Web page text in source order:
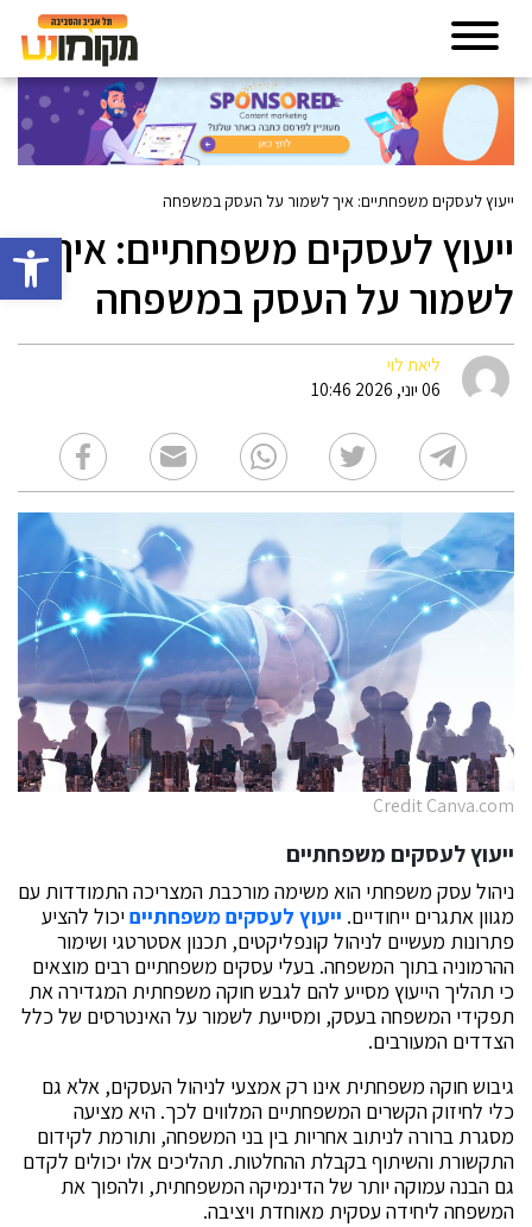
פתח
ייעוץ לעסקים משפחתיים: איך לשמור על העסק במשפחה
ייעוץ לעסקים משפחתיים: איך
לשמור על העסק במשפחה
ליאת לוי
06 יוני, 2026 10:46
Credit Canva.com
ייעוץ לעסקים משפחתיים
ניהול עסק משפחתי הוא משימה מורכבת המצריכה התמודדות עם
מגוון אתגרים ייחודיים. ייעוץ לעסקים משפחתייםיכול להציע
פתרונות מעשיים לניהול קונפליקטים, תכנון אסטרטגי ושימור
ההרמוניה בתוך המשפחה. בעלי עסקים משפחתיים רבים מוצאים
כי תהליך הייעוץ מסייע להם לגבש חוקה משפחתית המגדירה את
תפקידי המשפחה בעסק, ומסייעת לשמור על האינטרסים של כלל
הצדדים המעורבים.
גיבוש חוקה משפחתית אינו רק אמצעי לניהול העסקים, אלא גם
כלי לחיזוק הקשרים המשפחתיים המלווים לכך. היא מציעה
מסגרת ברורה לניתוב אחריות בין בני המשפחה, ותורמת לקידום
התקשורת והשיתוף בקבלת ההחלטות. תהליכים אלו יכולים לקדם
גם הבנה עמוקה יותר של הדינמיקה המשפחתית, ולהפוך את
המשפחה ליחידה עסקית מאוחדת ויציבה.